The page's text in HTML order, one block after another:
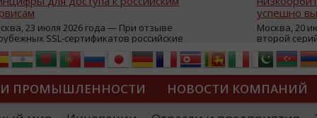
23 июля 2026 года — При отзыве
SSL-сертификатов российские
могут некорректно открываться в
браузерах (Google Chrome,
Edge и др.), а соединение с сервисами
ресурсы уже сообщили о
недоступности и ошибках при
из-за отзывов сертификатов
успешно
Москва, 20
второй
аппаратов,
масштабной
интернет с
из
«Экономика
ПРОМЫШЛЕННОСТИ НОВОСТИ КОМПАНИЙ